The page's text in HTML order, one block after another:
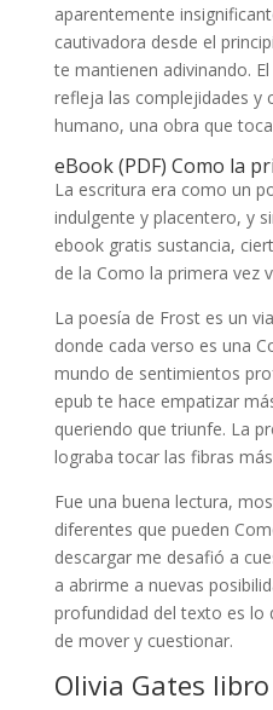
aparentemente
cautivadora desde el
te mantienen adivinando.
refleja las complejidades y
humano, una obra que
eBook (PDF) Como la
La escritura era como un
indulgente y placentero, y
ebook gratis sustancia,
de la Como la primera vez
La poesía de Frost es un
donde cada verso es una
mundo de sentimientos
epub te hace empatizar
queriendo que triunfe. La
lograba tocar las fibras
Fue una buena lectura,
diferentes que pueden
descargar me desafió a
a abrirme a nuevas
profundidad del texto es lo
de mover y cuestionar.
Olivia Gates